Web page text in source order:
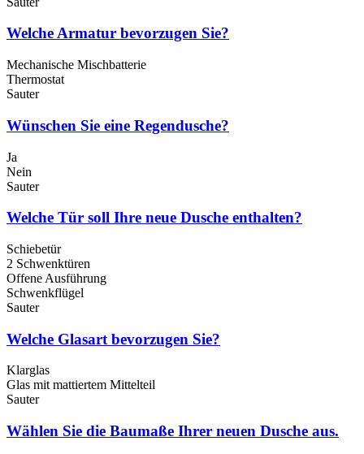
Welche Armatur bevorzugen Sie?
Mechanische Mischbatterie
Thermostat
Sauter
Wünschen Sie eine Regendusche?
Ja
Nein
Sauter
Welche Tür soll Ihre neue Dusche enthalten?
Schiebetür
2 Schwenktüren
Offene Ausführung
Schwenkflügel
Sauter
Welche Glasart bevorzugen Sie?
Klarglas
Glas mit mattiertem Mittelteil
Sauter
Wählen Sie die Baumaße Ihrer neuen Dusche aus.